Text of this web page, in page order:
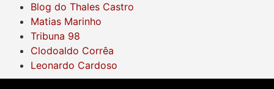
Blog do Thales Castro
Matias Marinho
Tribuna 98
Clodoaldo Corrêa
Leonardo Cardoso